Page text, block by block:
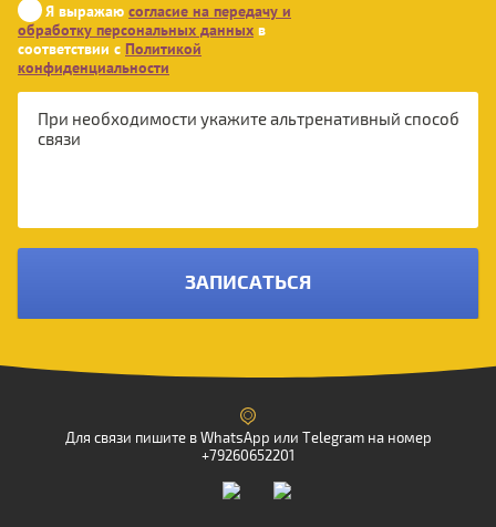
Я выражаю согласие на передачу и
обработку персональных данных в
соответствии с Политикой
конфиденциальности
ЗАПИСАТЬСЯ
Для связи пишите в WhatsApp или Telegram на номер
+79260652201